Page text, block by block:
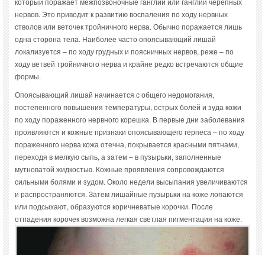
нервов. Это приводит к развитию воспаления по ходу нервных
стволов или веточек тройничного нерва. Обычно поражается лишь
одна сторона тела. Наиболее часто опоясывающий лишай
локализуется – по ходу грудных и поясничных нервов, реже – по
ходу ветвей тройничного нерва и крайне редко встречаются общие
формы.
Опоясывающий лишай начинается с общего недомогания,
постепенного повышения температуры, острых болей и зуда кожи
по ходу пораженного нервного корешка. В первые дни заболевания
проявляются и кожные признаки опоясывающего герпеса – по ходу
пораженного нерва кожа отечна, покрывается красными пятнами,
переходя в мелкую сыпь, а затем – в пузырьки, заполненные
мутноватой жидкостью. Кожные проявления сопровождаются
сильными болями и зудом. Около недели высыпания увеличиваются
и распространяются. Затем лишайные пузырьки на коже лопаются
или подсыхают, образуются коричневатые корочки. После
отпадения корочек возможна легкая светлая пигментация на коже.